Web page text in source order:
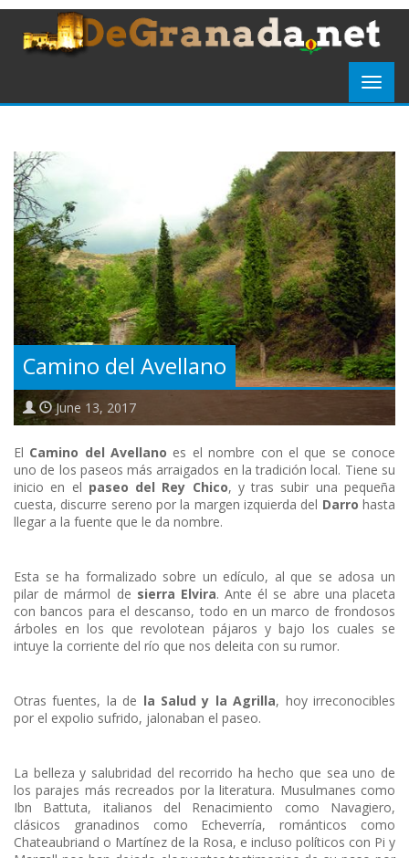
Camino del Avellano
June 13, 2017
El Camino del Avellano es el nombre con el que se conoce
uno de los paseos más arraigados en la tradición local. Tiene su
inicio en el paseo del Rey Chico, y tras subir una pequeña
cuesta, discurre sereno por la margen izquierda del Darro hasta
llegar a la fuente que le da nombre.
Esta se ha formalizado sobre un edículo, al que se adosa un
pilar de mármol de sierra Elvira. Ante él se abre una placeta
con bancos para el descanso, todo en un marco de frondosos
árboles en los que revolotean pájaros y bajo los cuales se
intuye la corriente del río que nos deleita con su rumor.
Otras fuentes, la de la Salud y la Agrilla, hoy irreconocibles
por el expolio sufrido, jalonaban el paseo.
La belleza y salubridad del recorrido ha hecho que sea uno de
los parajes más recreados por la literatura. Musulmanes como
Ibn Battuta, italianos del Renacimiento como Navagiero,
clásicos granadinos como Echeverría, románticos como
Chateaubriand o Martínez de la Rosa, e incluso políticos con Pi y